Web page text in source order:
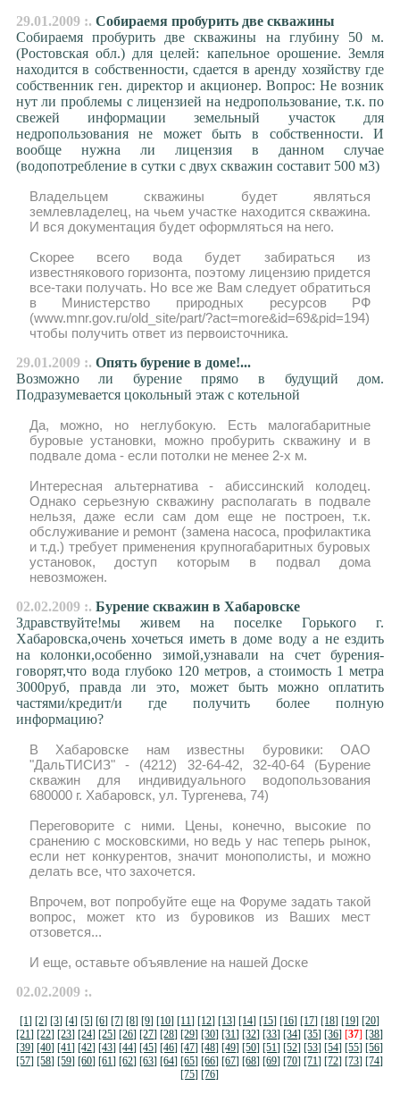
29.01.2009 :. Собираемя пробурить две скважины
Собираемя пробурить две скважины на глубину 50 м.
(Ростовская обл.) для целей: капельное орошение. Земля
находится в собственности, сдается в аренду хозяйству где
собственник ген. директор и акционер. Вопрос: Не возник
нут ли проблемы с лицензией на недропользование, т.к. по
свежей информации земельный участок для
недропользования не может быть в собственности. И
вообще нужна ли лицензия в данном случае
(водопотребление в сутки с двух скважин составит 500 м3)
Владельцем скважины будет являться
землевладелец, на чьем участке находится скважина.
И вся документация будет оформляться на него.
Скорее всего вода будет забираться из
известнякового горизонта, поэтому лицензию придется
все-таки получать. Но все же Вам следует обратиться
в Министерство природных ресурсов РФ
(www.mnr.gov.ru/old_site/part/?act=more&id=69&pid=194)
чтобы получить ответ из первоисточника.
29.01.2009 :. Опять бурение в доме!...
Возможно ли бурение прямо в будущий дом.
Подразумевается цокольный этаж с котельной
Да, можно, но неглубокую. Есть малогабаритные
буровые установки, можно пробурить скважину и в
подвале дома - если потолки не менее 2-х м.
Интересная альтернатива - абиссинский колодец.
Однако серьезную скважину располагать в подвале
нельзя, даже если сам дом еще не построен, т.к.
обслуживание и ремонт (замена насоса, профилактика
и т.д.) требует применения крупногабаритных буровых
установок, доступ которым в подвал дома
невозможен.
02.02.2009 :. Бурение скважин в Хабаровске
Здравствуйте!мы живем на поселке Горького г.
Хабаровска,очень хочеться иметь в доме воду а не ездить
на колонки,особенно зимой,узнавали на счет бурения-
говорят,что вода глубоко 120 метров, а стоимость 1 метра
3000руб, правда ли это, может быть можно оплатить
частями/кредит/и где получить более полную
информацию?
В Хабаровске нам известны буровики: ОАО
"ДальТИСИЗ" - (4212) 32-64-42, 32-40-64 (Бурение
скважин для индивидуального водопользования
680000 г. Хабаровск, ул. Тургенева, 74)
Переговорите с ними. Цены, конечно, высокие по
сранению с московскими, но ведь у нас теперь рынок,
если нет конкурентов, значит монополисты, и можно
делать все, что захочется.
Впрочем, вот попробуйте еще на Форуме задать такой
вопрос, может кто из буровиков из Ваших мест
отзовется...
И еще, оставьте объявление на нашей Доске
02.02.2009 :.
[1] [2] [3] [4] [5] [6] [7] [8] [9] [10] [11] [12] [13] [14] [15] [16] [17] [18] [19] [20]
[21] [22] [23] [24] [25] [26] [27] [28] [29] [30] [31] [32] [33] [34] [35] [36] [37] [38]
[39] [40] [41] [42] [43] [44] [45] [46] [47] [48] [49] [50] [51] [52] [53] [54] [55] [56]
[57] [58] [59] [60] [61] [62] [63] [64] [65] [66] [67] [68] [69] [70] [71] [72] [73] [74]
[75] [76]